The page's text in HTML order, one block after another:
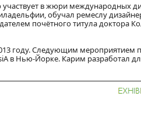
в жюри международных
обучал ремеслу
почётного титула доктора
году. Следующим мероприятием
в Нью-Йорке. Карим разработал